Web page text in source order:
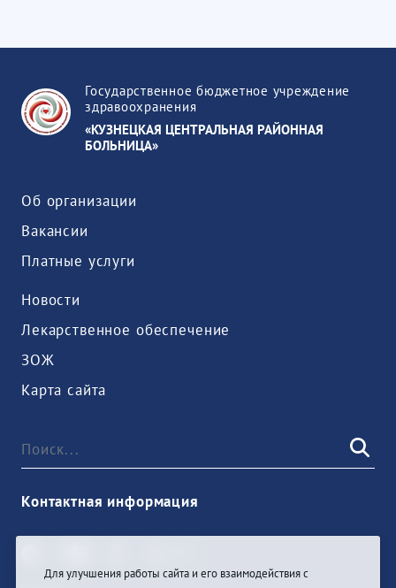
Государственное бюджетное учреждение
здравоохранения
«КУЗНЕЦКАЯ ЦЕНТРАЛЬНАЯ РАЙОННАЯ
БОЛЬНИЦА»
Об организации
Вакансии
Платные услуги
Новости
Лекарственное обеспечение
ЗОЖ
Карта сайта
Контактная информация
Для улучшения работы сайта и его взаимодействия с